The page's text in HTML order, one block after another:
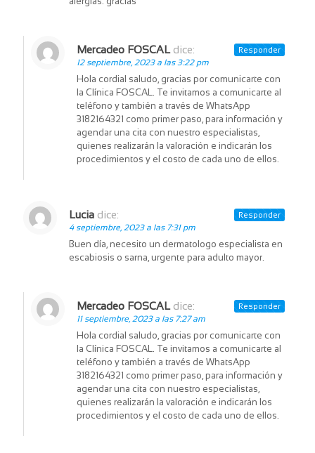
Mercadeo FOSCAL dice:
12 septiembre, 2023 a las 3:22 pm
Hola cordial saludo, gracias por comunicarte con
la Clínica FOSCAL. Te invitamos a comunicarte al
teléfono y también a través de WhatsApp
3182164321 como primer paso, para información y
agendar una cita con nuestro especialistas,
quienes realizarán la valoración e indicarán los
procedimientos y el costo de cada uno de ellos.
Responder
Lucia dice:
4 septiembre, 2023 a las 7:31 pm
Buen día, necesito un dermatologo especialista en
escabiosis o sarna, urgente para adulto mayor.
Responder
Mercadeo FOSCAL dice:
11 septiembre, 2023 a las 7:27 am
Hola cordial saludo, gracias por comunicarte con
la Clínica FOSCAL. Te invitamos a comunicarte al
teléfono y también a través de WhatsApp
3182164321 como primer paso, para información y
agendar una cita con nuestro especialistas,
quienes realizarán la valoración e indicarán los
procedimientos y el costo de cada uno de ellos.
Responder